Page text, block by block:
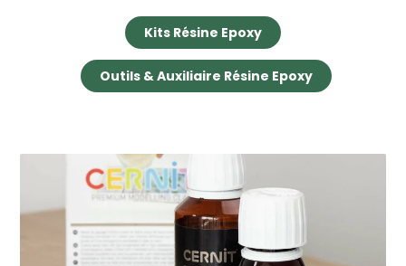
Kits Résine Epoxy
Outils & Auxiliaire Résine Epoxy